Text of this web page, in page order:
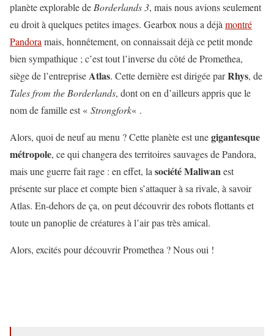
planète explorable de Borderlands 3, mais nous avions seulement
eu droit à quelques petites images. Gearbox nous a déjà montré
Pandora mais, honnêtement, on connaissait déjà ce petit monde
bien sympathique ; c’est tout l’inverse du côté de Promethea,
siège de l’entrepriseAtlas. Cette dernière est dirigée parRhys, de
Tales from the Borderlands, dont on en d’ailleurs appris que le
nom de famille est « Strongfork« .
Alors, quoi de neuf au menu ? Cette planète est unegigantesque
métropole, ce qui changera des territoires sauvages de Pandora,
mais une guerre fait rage : en effet, la société Maliwanest
présente sur place et compte bien s’attaquer à sa rivale, à savoir
Atlas. En-dehors de ça, on peut découvrir des robots flottants et
toute un panoplie de créatures à l’air pas très amical.
Alors, excités pour découvrir Promethea ? Nous oui !